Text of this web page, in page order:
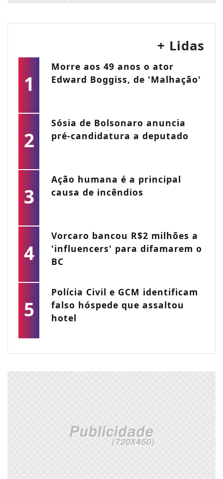
+ Lidas
1
Morre aos 49 anos o ator
Edward Boggiss, de 'Malhação'
2
Sósia de Bolsonaro anuncia
pré-candidatura a deputado
3
Ação humana é a principal
causa de incêndios
4
Vorcaro bancou R$2 milhões a
'influencers' para difamarem o
BC
5
Polícia Civil e GCM identificam
falso hóspede que assaltou
hotel